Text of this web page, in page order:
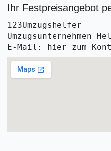
Ihr Festpreisangebot
123Umzugshelfer
Umzugsunternehmen
E-Mail: hier zum